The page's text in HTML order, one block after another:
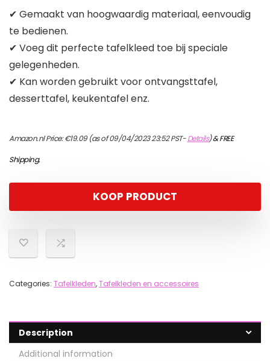
✔ Gemaakt van hoogwaardig materiaal, eenvoudig
te bedienen.
✔ Voeg dit perfecte tafelkleed toe bij speciale
gelegenheden.
✔ Kan worden gebruikt voor ontvangsttafel,
desserttafel, keukentafel enz.
Amazon.nl Price:€19.09(as of 09/04/2023 23:52 PST-Details)&FREE
Shipping.
KOOP PRODUCT
Categories: Tafelkleden,Tafelkleden en accessoires
Description
Additional information